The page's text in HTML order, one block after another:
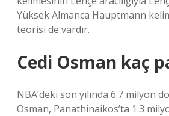
Yüksek Almanca Hauptmann
teorisi de vardır.
Cedi Osman kaç
NBA’deki son yılında 6.7 milyon
Osman, Panathinaikos’ta 1.3